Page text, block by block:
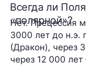
Всегда ли
«полярной»?
Нет. Прецессия
3000 лет до н.э.
(Дракон), через
через 12 000